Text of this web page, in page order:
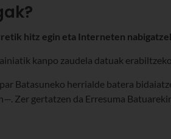
hitz egin eta Interneten
kanpo zaudela datuak
Batasuneko herrialde batera
Zer gertatzen da Erresuma